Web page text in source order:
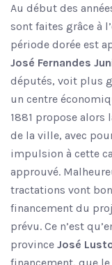
Au début des
sont faites grâce à
période dorée est
José Fernandes
députés, voit plus
un centre
1881 propose alors
de la ville, avec
impulsion à cette
approuvé.
tractations vont
financement du
prévu. Ce n’est
province José
financement, que